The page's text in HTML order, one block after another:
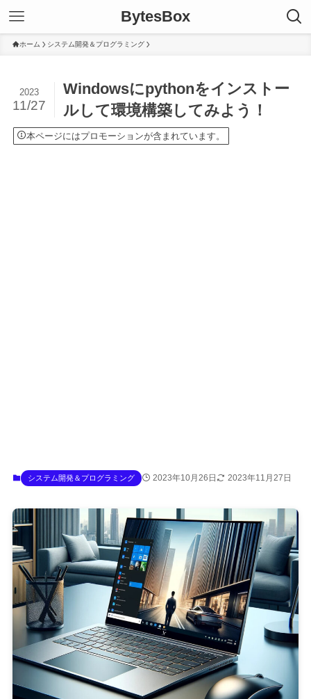
BytesBox
ホーム システム開発＆プログラミング
Windowsにpythonをインストー
ルして環境構築してみよう！
2023
11/27
本ページにはプロモーションが含まれています。
システム開発＆プログラミング 2023年10月26日 2023年11月27日